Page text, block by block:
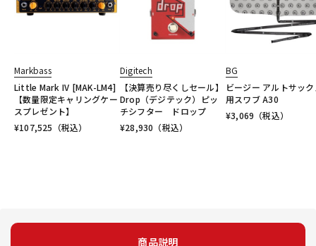
Markbass
Little Mark IV [MAK-LM4]
【数量限定キャリングケー
スプレゼント】
¥107,525 （税込）
Digitech
【決算売り尽くしセール】
Drop（デジテック）ピッ
チシフター ドロップ
¥28,930 （税込）
BG
ビージー アルトサッ
用スワブ A30
¥3,069 （税込）
商品説明